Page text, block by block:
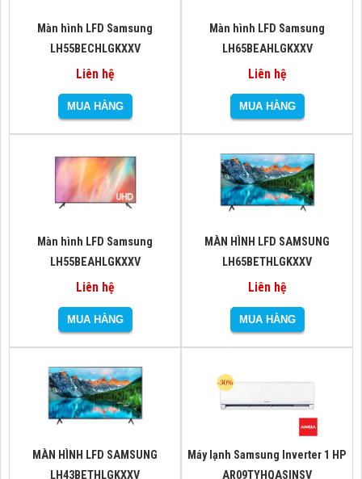
Màn hình LFD Samsung
LH55BECHLGKXXV
Liên hệ
Màn hình LFD Samsung
LH65BEAHLGKXXV
Liên hệ
Màn hình LFD Samsung
LH55BEAHLGKXXV
Liên hệ
MÀN HÌNH LFD SAMSUNG
LH65BETHLGKXXV
Liên hệ
MÀN HÌNH LFD SAMSUNG
LH43BETHLGKXXV
Máy lạnh Samsung Inverter 1 HP
AR09TYHQASINSV